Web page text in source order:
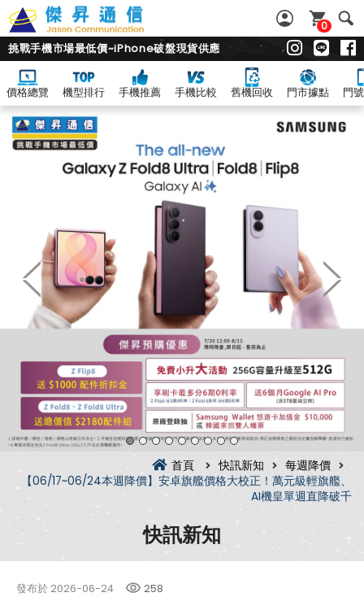
0
挑戰手機市場最低價~iPhone破盤現貨供應
價格總覽 機型排行 手機推薦 手機比較 舊機回收 門市據點 門
首頁 快訊新知
每週降價
【06/17~06/24本週降價】安卓旗艦價格大校正！萬元級輕旗艦、
AI機皇單週直降破千
快訊新知
發布於 2026-06-24 258